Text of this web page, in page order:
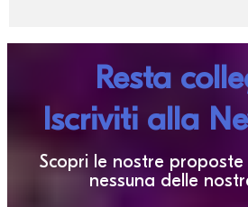
Resta
Iscriviti alla
Scopri le nostre
nessuna delle